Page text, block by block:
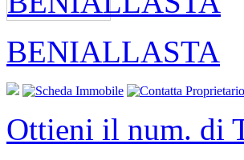
BENIALLASTA
Ottieni il num. di